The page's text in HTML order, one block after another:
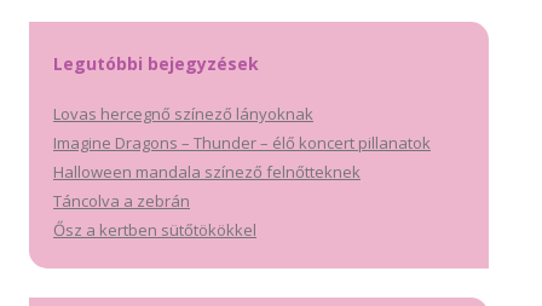
Legutóbbi bejegyzések
Lovas hercegnő színező lányoknak
Imagine Dragons – Thunder – élő koncert pillanatok
Halloween mandala színező felnőtteknek
Táncolva a zebrán
Ősz a kertben sütőtökökkel